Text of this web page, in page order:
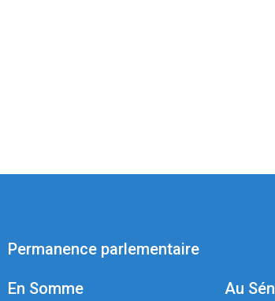
Permanence parlementaire
En Somme Au